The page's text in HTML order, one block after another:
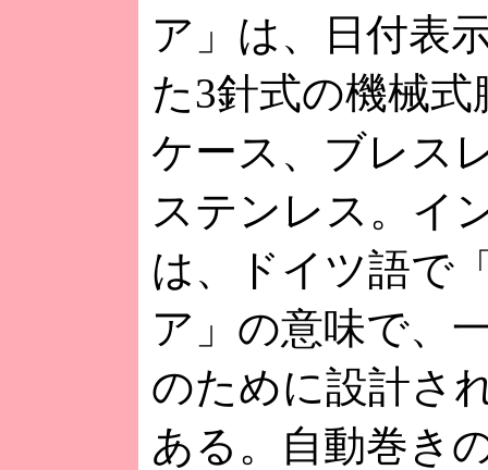
ア」は、日付表
た3針式の機械式
ケース、ブレス
ステンレス。イ
は、ドイツ語で
ア」の意味で、
のために設計さ
ある。自動巻き